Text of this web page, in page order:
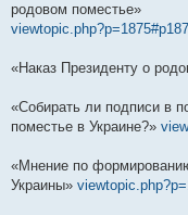
родовом поместье»
«Наказ Президенту о
«Собирать ли подписи в
поместье в Украине?»
«Мнение по
Украины»